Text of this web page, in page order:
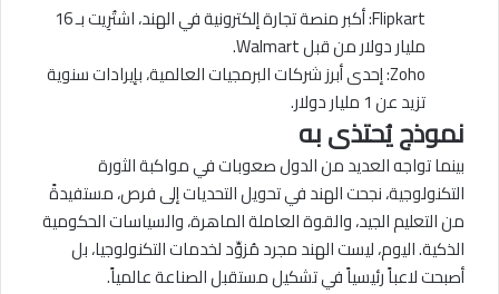
Flipkart: أكبر منصة تجارة إلكترونية في الهند، اشتُرِيت بـ 16
مليار دولار من قبل Walmart.
Zoho: إحدى أبرز شركات البرمجيات العالمية، بإيرادات سنوية
تزيد عن 1 مليار دولار.
نموذج يُحتذى به
بينما تواجه العديد من الدول صعوبات في مواكبة الثورة
التكنولوجية، نجحت الهند في تحويل التحديات إلى فرص، مستفيدةً
من التعليم الجيد، والقوة العاملة الماهرة، والسياسات الحكومية
الذكية. اليوم، ليست الهند مجرد مُزوِّد لخدمات التكنولوجيا، بل
أصبحت لاعباً رئيسياً في تشكيل مستقبل الصناعة عالمياً.